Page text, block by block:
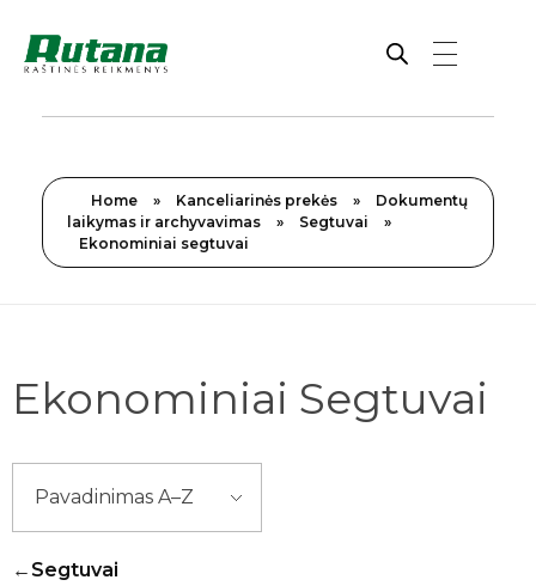
Home » Kanceliarinės prekės »
Dokumentų
laikymas ir archyvavimas
» Segtuvai
»
Ekonominiai segtuvai
Ekonominiai Segtuvai
Segtuvai